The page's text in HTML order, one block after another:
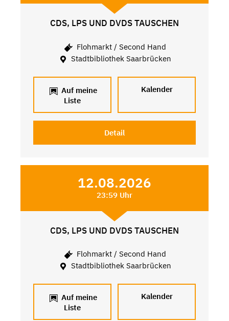
CDS, LPS UND DVDS TAUSCHEN
Flohmarkt / Second Hand
Stadtbibliothek Saarbrücken
Auf meine
Liste
Kalender
Detail
12.08.2026
23:59 Uhr
CDS, LPS UND DVDS TAUSCHEN
Flohmarkt / Second Hand
Stadtbibliothek Saarbrücken
Auf meine
Liste
Kalender